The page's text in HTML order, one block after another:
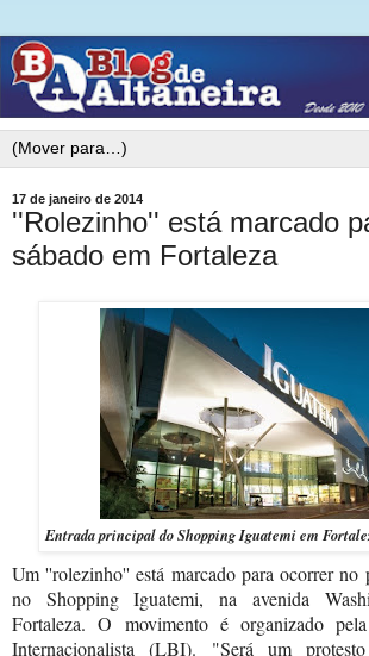
17 de janeiro de 2014
''Rolezinho'' está marcado
sábado em Fortaleza
Entrada principal do Shopping Iguatemi em
Um ''rolezinho'' está marcado para ocorrer no
no Shopping Iguatemi, na avenida
Fortaleza. O movimento é organizado
Internacionalista (LBI). "Será um